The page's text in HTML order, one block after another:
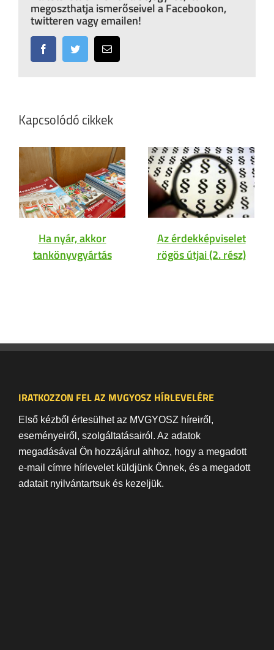
megoszthatja ismerőseivel a Facebookon,
twitteren vagy emailen!
FacebookTwitter Email:
Kapcsolódó cikkek
Ha nyár, akkor
tankönyvgyártás
Az érdekképviselet
rögös útjai (2. rész)
IRATKOZZON FEL AZ MVGYOSZ HÍRLEVELÉRE
Első kézből értesülhet az MVGYOSZ híreiről,
eseményeiről, szolgáltatásairól. Az adatok
megadásával Ön hozzájárul ahhoz, hogy a megadott
e-mail címre hírlevelet küldjünk Önnek, és a megadott
adatait nyilvántartsuk és kezeljük.